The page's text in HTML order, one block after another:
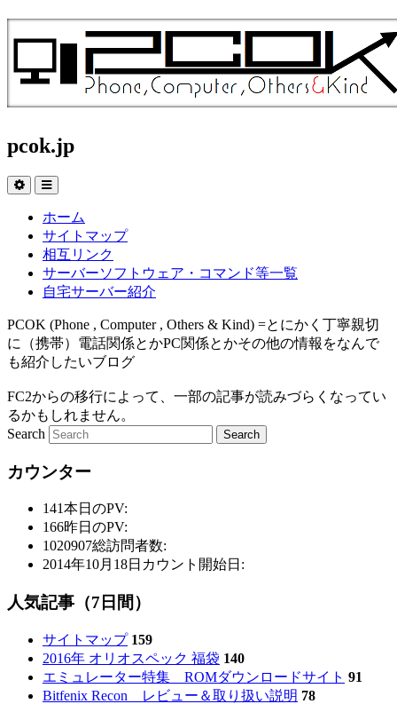
pcok.jp
ホーム
サイトマップ
相互リンク
サーバーソフトウェア・コマンド等一覧
自宅サーバー紹介
PCOK (Phone , Computer , Others & Kind) =とにかく丁寧親切
に（携帯）電話関係とかPC関係とかその他の情報をなんで
も紹介したいブログ
FC2からの移行によって、一部の記事が読みづらくなってい
るかもしれません。
Search
カウンター
141本日のPV:
166昨日のPV:
1020907総訪問者数:
2014年10月18日 カウント開始日:
人気記事（7日間）
サイトマップ 159
2016年 オリオスペック 福袋 140
エミュレーター特集 ROMダウンロードサイト 91
Bitfenix Recon レビュー＆取り扱い説明 78